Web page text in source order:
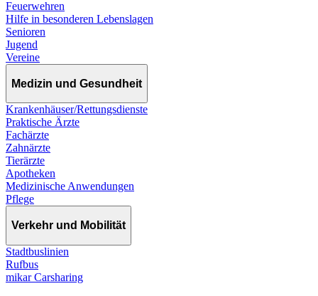
Feuerwehren
Hilfe in besonderen Lebenslagen
Senioren
Jugend
Vereine
Medizin und Gesundheit
Krankenhäuser/Rettungsdienste
Praktische Ärzte
Fachärzte
Zahnärzte
Tierärzte
Apotheken
Medizinische Anwendungen
Pflege
Verkehr und Mobilität
Stadtbuslinien
Rufbus
mikar Carsharing